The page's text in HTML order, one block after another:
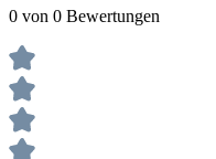
0 von 0 Bewertungen